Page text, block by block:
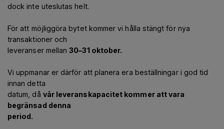
dock inte uteslutas helt.
För att möjliggöra bytet kommer vi hålla stängt för nya
transaktioner och
leveranser mellan30–31 oktober.
Vi uppmanar er därför att planera era beställningar i god tid
innan detta
datum, då vår leveranskapacitet kommer att vara
begränsad denna
period.